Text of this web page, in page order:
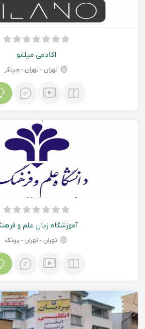
اکادمی میلانو
تهران - تهران - چیتگر
آموزشگاه زبان علم و
تهران - تهران - پونک